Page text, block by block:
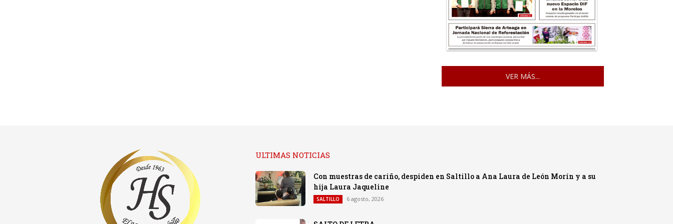
VER MÁS...
ULTIMAS NOTICIAS
Con muestras de cariño, despiden en Saltillo a Ana Laura de León Morín y a su
hija Laura Jaqueline
SALTILLO 6 agosto, 2026